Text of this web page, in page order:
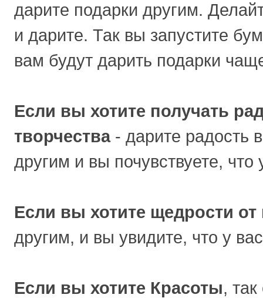
дарите подарки другим.
и дарите. Так вы запустите
вам будут дарить подарки
Если вы хотите получать
творчества- дарите радость
другим и вы почувствуете, что
Если вы хотите щедрости от
другим, и вы увидите, что у
Если вы хотите Красоты,